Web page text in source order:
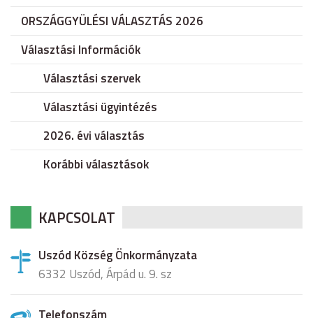
ORSZÁGGYÜLÉSI VÁLASZTÁS 2026
Választási Információk
Választási szervek
Választási ügyintézés
2026. évi választás
Korábbi választások
KAPCSOLAT
Uszód Község Önkormányzata
6332 Uszód, Árpád u. 9. sz